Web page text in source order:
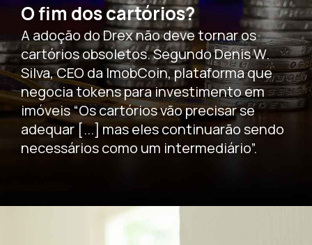
O fim dos cartórios?
A adoção do Drex não deve tornar os
cartórios obsoletos. Segundo Denis W.
Silva, CEO da ImobCoin, plataforma que
negocia tokens para investimento em
imóveis “Os cartórios vão precisar se
adequar [...] mas eles continuarão sendo
necessários como um intermediário”.